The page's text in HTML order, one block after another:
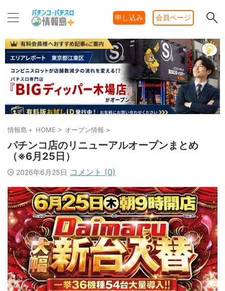
申し込み 会員ページ
情報島＋ HOME > オープン情報 >
パチンコ店のリニューアルオープンまとめ
（※6月25日）
2026年6月25日 コメント (0)